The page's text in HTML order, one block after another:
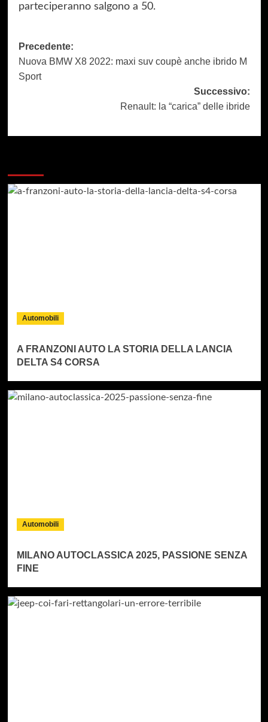
parteciperanno salgono a 50.
Navigazione
articolo
Precedente:
Nuova BMW X8 2022: maxi suv coupè anche ibrido M
Sport
Successivo:
Renault: la “carica” delle ibride
Automobili
A FRANZONI AUTO LA STORIA DELLA LANCIA
DELTA S4 CORSA
Automobili
MILANO AUTOCLASSICA 2025, PASSIONE SENZA
FINE